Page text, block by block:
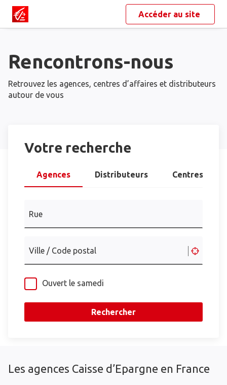
Accéder au site
Rencontrons-nous
Retrouvez les agences, centres d’affaires et distributeurs
autour de vous
Votre recherche
Agences Distributeurs Centres
Rue
Ville / Code postal
Ouvert le samedi
Rechercher
Les agences Caisse d’Epargne en France